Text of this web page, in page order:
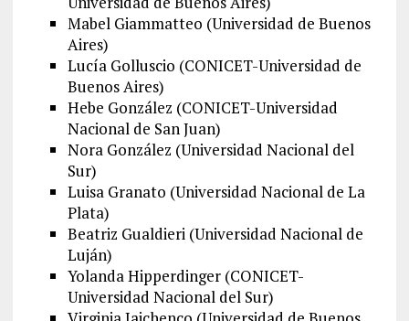
Mabel Giammatteo (Universidad de Buenos
Aires)
Lucía Golluscio (CONICET-Universidad de
Buenos Aires)
Hebe González (CONICET-Universidad
Nacional de San Juan)
Nora González (Universidad Nacional del
Sur)
Luisa Granato (Universidad Nacional de La
Plata)
Beatriz Gualdieri (Universidad Nacional de
Luján)
Yolanda Hipperdinger (CONICET-
Universidad Nacional del Sur)